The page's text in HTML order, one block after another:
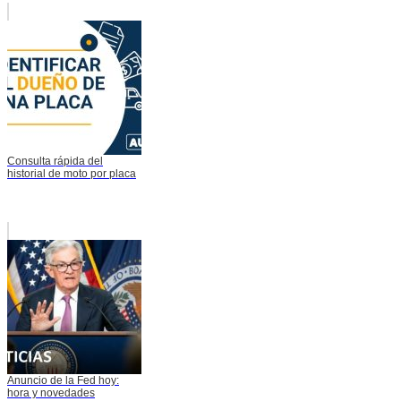
Consulta rápida del
historial de moto por placa
Anuncio de la Fed hoy:
hora y novedades